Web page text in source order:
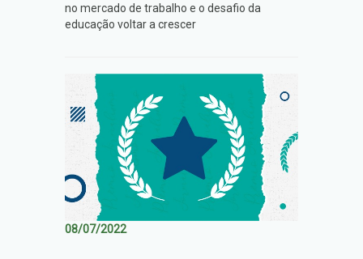
no mercado de trabalho e o desafio da
educação voltar a crescer
08/07/2022